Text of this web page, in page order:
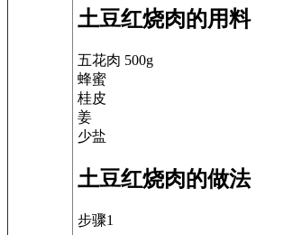
土豆红烧肉的用料
五花肉 500g
蜂蜜
桂皮
姜
少盐
土豆红烧肉的做法
步骤1